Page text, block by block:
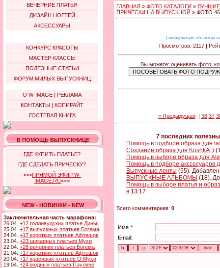
ВЕЧЕРНИЕ ПЛАТЬЯ
ДИЗАЙН НОГТЕЙ
АКСЕССУАРЫ
КОНКУРС КРАСОТЫ
МАСТЕР-КЛАССЫ
ПОЛЕЗНЫЕ СТАТЬИ
ФОРУМ МИЛЫХ ВЫПУСКНИЦ
О W-IMAGE | РЕКЛАМА
КОНТАКТЫ | КОПИРАЙТ
ГОСТЕВАЯ КНИГА
В ПОМОЩЬ ВЫПУСКНИЦЕ
ГДЕ КУПИТЬ ПЛАТЬЕ?
ГДЕ СДЕЛАТЬ ПРИЧЕСКУ?
>>>ПРЯМОЙ ЭФИР W-
IMAGE.RU<<<
NEW - НОВИНКИ - NEW
Заключительная часть марафона:
26.04. +12 голливудских платья Дины
25.04. +17 выпускных платьев Богема
24.04. +17 коротких платьев Афтешок
23.04. +23 шикарных платьев Мухи
22.04. +28 вечерних платьев Богема
21.04. +17 коротких платьев Афтешок
20.04. +17 красивых платьев О.Мухи
19.04. +24 модных платьев Паулине
ГЛАВНАЯ » ФОТО КАТАЛОГИ »
ПРИЧЕСКИ НА ВЫПУСКНОЙ » ФОТО
информация об
Просмотров: 2117 |
Вы можете: оценивать фото,
« Предыдущая| 36 37
7 последних
Помощь в подборе образа для
Создание образа для KoshkA :)
Помощь в выборе образа для
Помощь в подборе акссесуаров
Выпускные ленты (55).
ВЫПУСКНЫЕ АЛЬБОМЫ (18).
Помощь в выборе платья и
в 13:17
Всего комментариев: 0
Имя *:
Email: